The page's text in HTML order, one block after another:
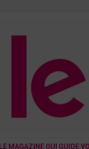
LE MAGAZINE QUI GUIDE